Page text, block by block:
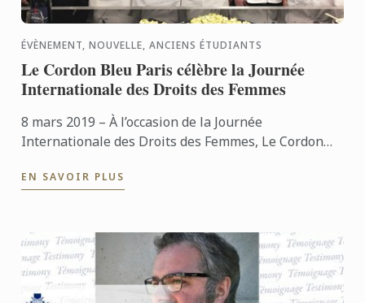
ÉVÈNEMENT, NOUVELLE, ANCIENS ÉTUDIANTS
Le Cordon Bleu Paris célèbre la Journée
Internationale des Droits des Femmes
8 mars 2019 – À l’occasion de la Journée
Internationale des Droits des Femmes, Le Cordon
en lumière les femmes ...
EN SAVOIR PLUS